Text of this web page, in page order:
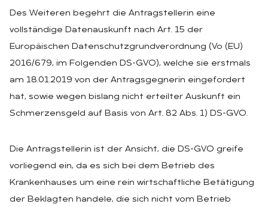
Des Weiteren begehrt die Antragstellerin eine
vollständige Datenauskunft nach Art. 15 der
Europäischen Datenschutzgrundverordnung (Vo (EU)
2016/679, im Folgenden DS-GVO), welche sie erstmals
am 18.01.2019 von der Antragsgegnerin eingefordert
hat, sowie wegen bislang nicht erteilter Auskunft ein
Schmerzensgeld auf Basis von Art. 82 Abs. 1) DS-GVO.
Die Antragstellerin ist der Ansicht, die DS-GVO greife
vorliegend ein, da es sich bei dem Betrieb des
Krankenhauses um eine rein wirtschaftliche Betätigung
der Beklagten handele, die sich nicht vom Betrieb